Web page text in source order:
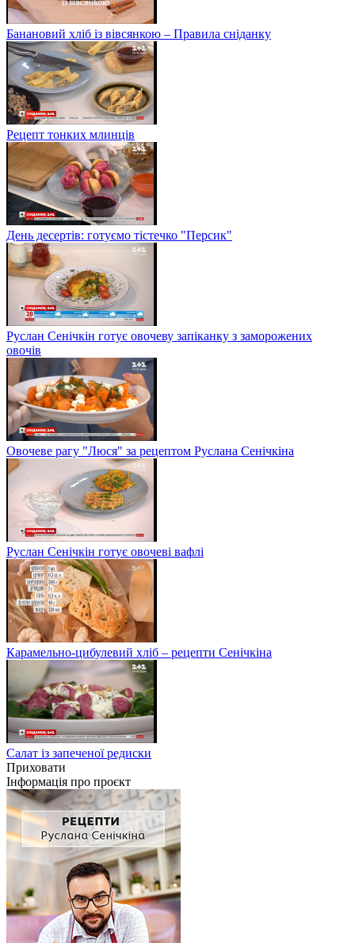
Банановий хліб із вівсянкою – Правила сніданку
Рецепт тонких млинців
День десертів: готуємо тістечко "Персик"
Руслан Сенічкін готує овочеву запіканку з заморожених
овочів
Овочеве рагу "Люся" за рецептом Руслана Сенічкіна
Руслан Сенічкін готує овочеві вафлі
Карамельно-цибулевий хліб – рецепти Сенічкіна
Салат із запеченої редиски
Приховати
Інформація про проєкт